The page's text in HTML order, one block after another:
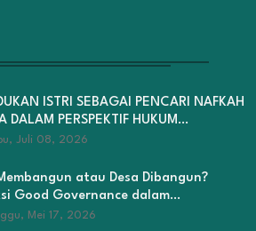
ISTRI SEBAGAI PENCARI NAFKAH
DALAM PERSPEKTIF HUKUM
ISLAM
Juli 08, 2026
atau Desa Dibangun?
Good Governance dalam
Dana Desa di Kabupaten Kerinci
Mei 17, 2026